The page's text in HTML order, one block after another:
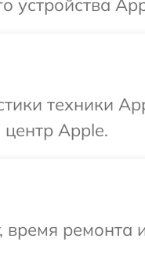
устройства
техники
Apple.
время ремонта